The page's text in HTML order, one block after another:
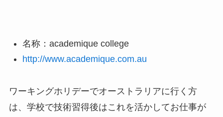
名称：academique college
http://www.academique.com.au
ワーキングホリデーでオーストラリアに行く方
は、学校で技術習得後はこれを活かしてお仕事が